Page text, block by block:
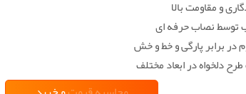
و مقاومت بالا
نصاب حرفه ای
در برابر پارگی و خط‌ و خش
دلخواه در ابعاد مختلف